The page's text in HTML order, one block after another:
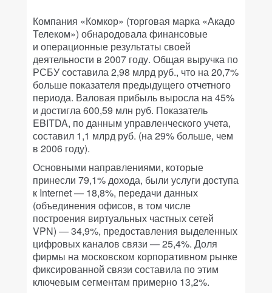
Компания «Комкор» (торговая марка «Акадо
Телеком») обнародовала финансовые
и операционные результаты своей
деятельности в 2007 году. Общая выручка по
РСБУ составила 2,98 млрд руб., что на 20,7%
больше показателя предыдущего отчетного
периода. Валовая прибыль выросла на 45%
и достигла 600,59 млн руб. Показатель
EBITDA, по данным управленческого учета,
составил 1,1 млрд руб. (на 29% больше, чем
в 2006 году).
Основными направлениями, которые
принесли 79,1% дохода, были услуги доступа
к Internet — 18,8%, передачи данных
(объединения офисов, в том числе
построения виртуальных частных сетей
VPN) — 34,9%, предоставления выделенных
цифровых каналов связи — 25,4%. Доля
фирмы на московском корпоративном рынке
фиксированной связи составила по этим
ключевым сегментам примерно 13,2%.